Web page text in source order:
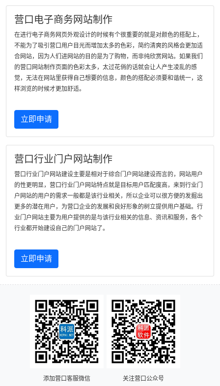
营口电子商务网站制作
在进行电子商务网页外观设计的时候有个很重要的就是对颜色的搭配上，
不能为了吸引营口用户目光而增加太多的色彩，简约清爽的风格会更加适
合网站，因为人们进网站的目的是为了购物，而非纯欣赏网站。如果我们
的营口网站制作页面的色彩太多，太过花俏的话就会让人产生凌乱的感
觉，无法在网站里获得自己想要的信息，颜色的搭配必须要和谐统一，这
样浏览的时候才更加舒适。
立即申请
营口行业门户网站制作
营口行业门户网站建设主要是相对于综合门户网站建设而言的，网站用户
的性更明显，营口行业门户网站特点就是目标用户匹配度高，来到行业门
户网站的用户的需求一般都是该行业相关，所以企业可以很方便的发掘出
更多的潜在用户，为营口企业的发展和良好形象的树立提供用户基础。行
业门户网站主要为用户提供的是与该行业相关的信息、资讯和服务，各个
行业都开始建设自己的门户网站了。
立即申请
添加营口客服微信 关注营口公众号